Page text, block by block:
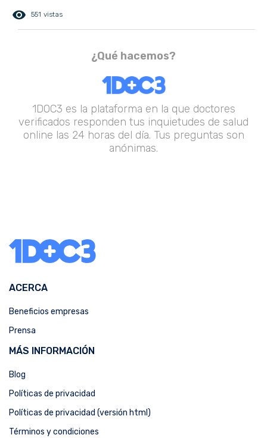
remove_red_eye 551 vistas
¿Qué hacemos?
1DOC3 es la plataforma en la que doctores
verificados responden tus inquietudes de salud
online las 24 horas del día. Tus preguntas son
anónimas.
ACERCA
Beneficios empresas
Prensa
MÁS INFORMACIÓN
Blog
Políticas de privacidad
Políticas de privacidad (versión html)
Términos y condiciones